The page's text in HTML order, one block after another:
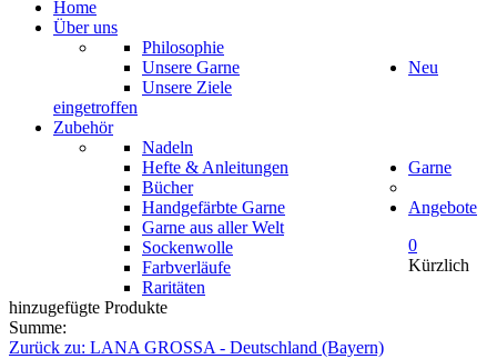
Home
Über uns
Philosophie
Unsere Garne
Unsere Ziele
Neu
eingetroffen
Zubehör
Nadeln
Hefte & Anleitungen
Bücher
Garne
Handgefärbte Garne
Garne aus aller Welt
Sockenwolle
Farbverläufe
Raritäten
Angebote
0
Kürzlich
hinzugefügte Produkte
Summe:
Zurück zu: LANA GROSSA - Deutschland (Bayern)